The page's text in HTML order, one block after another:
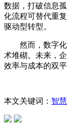
数据，打破信息
化流程可替代重
驱动型转型。
然而，数字化
术堆砌。未来，
效率与成本的双
本文关键词： 智